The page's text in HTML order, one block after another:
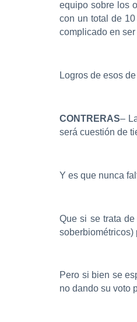
equipo sobre los
con un total de
complicado en
Logros de esos
CONTRERAS–
será cuestión de
Y es que nunca
Que si se trata
soberbiométricos)
Pero si bien se
no dando su voto